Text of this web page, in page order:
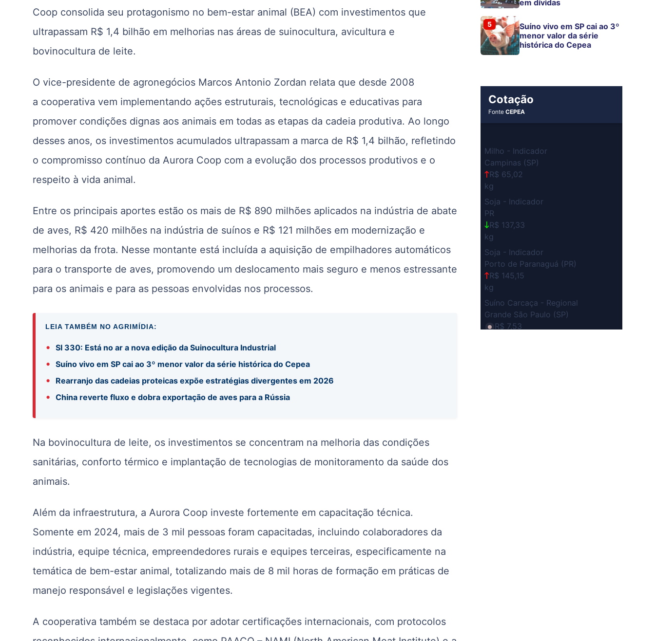
Coop consolida seu protagonismo no bem-estar animal (BEA) com investimentos que
ultrapassam R$ 1,4 bilhão em melhorias nas áreas de suinocultura, avicultura e
bovinocultura de leite.
O vice-presidente de agronegócios Marcos Antonio Zordan relata que desde 2008
a cooperativa vem implementando ações estruturais, tecnológicas e educativas para
promover condições dignas aos animais em todas as etapas da cadeia produtiva. Ao longo
desses anos, os investimentos acumulados ultrapassam a marca de R$ 1,4 bilhão, refletindo
o compromisso contínuo da Aurora Coop com a evolução dos processos produtivos e o
respeito à vida animal.
Entre os principais aportes estão os mais de R$ 890 milhões aplicados na indústria de abate
de aves, R$ 420 milhões na indústria de suínos e R$ 121 milhões em modernização e
melhorias da frota. Nesse montante está incluída a aquisição de empilhadores automáticos
para o transporte de aves, promovendo um deslocamento mais seguro e menos estressante
para os animais e para as pessoas envolvidas nos processos.
LEIA TAMBÉM NO AGRIMÍDIA:
• SI 330: Está no ar a nova edição da Suinocultura Industrial
• Suíno vivo em SP cai ao 3º menor valor da série histórica do Cepea
• Rearranjo das cadeias proteicas expõe estratégias divergentes em 2026
• China reverte fluxo e dobra exportação de aves para a Rússia
Na bovinocultura de leite, os investimentos se concentram na melhoria das condições
sanitárias, conforto térmico e implantação de tecnologias de monitoramento da saúde dos
animais.
Além da infraestrutura, a Aurora Coop investe fortemente em capacitação técnica.
Somente em 2024, mais de 3 mil pessoas foram capacitadas, incluindo colaboradores da
indústria, equipe técnica, empreendedores rurais e equipes terceiras, especificamente na
temática de bem-estar animal, totalizando mais de 8 mil horas de formação em práticas de
manejo responsável e legislações vigentes.
A cooperativa também se destaca por adotar certificações internacionais, com protocolos
em dívidas
5
Suíno vivo em SP cai ao 3º
menor valor da série
histórica do Cepea
Cotação
FonteCEPEA
Milho - Indicador
Campinas (SP)
R$ 65,02
kg
Soja - Indicador
PR
R$ 137,33
kg
Soja - Indicador
Porto de Paranaguá (PR)
R$ 145,15
kg
Suíno Carcaça - Regional
Grande São Paulo (SP)
R$ 7,53